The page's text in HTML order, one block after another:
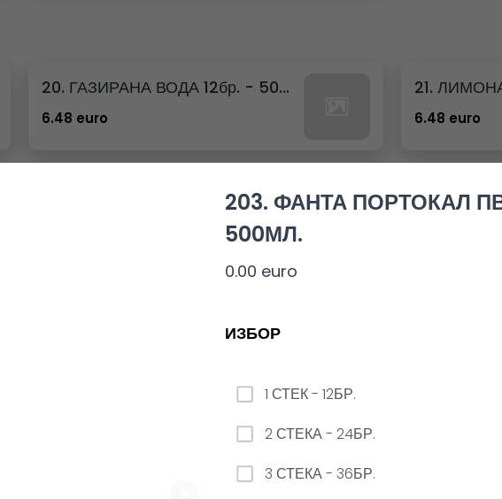
20. ГАЗИРАНА ВОДА 12бр. - 500мл
6.48 euro 6.48 euro
ЗАМЯНА НА ЛИМОНАДА AQUA 12бр. - 500мл
203. ФАНТА ПОРТОКАЛ
500МЛ.
0.00 euro
ИЗБОР
1 СТЕК - 12БР.
2 СТЕКА - 24БР.
3 СТЕКА - 36БР.